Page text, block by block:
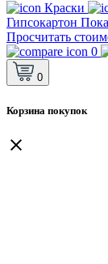
Краски
Гипсокартон
Просчитать
0
0
Корзина покупок